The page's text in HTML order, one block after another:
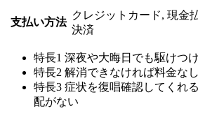
支払い方法
クレジットカード, 現金
決済
特長1 深夜や大晦日でも駆けつ
特長2 解消できなければ料金な
特長3 症状を復唱確認してくれ
配がない